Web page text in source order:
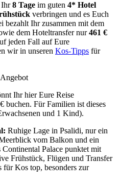
Ihr8 Tage im guten 4* Hotel
verbringen und es Euch
bezahlt Ihr zusammen mit dem
dem Hoteltransfer nur461 €
jeden Fall auf Eure
wir in unseren Kos-Tipps für
Ihr hier Eure Reise
buchen. Für Familien ist dieses
und 1 Kind).
Ruhige Lage in Psalidi, nur ein
vom Balkon und ein
Palace punktet mit
Frühstück, Flügen und Transfer
für Kos top, besonders zur